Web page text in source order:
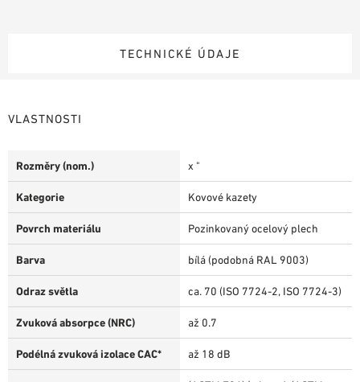
TECHNICKÉ ÚDAJE
VLASTNOSTI
Rozměry (nom.) x "
Kategorie Kovové kazety
Povrch materiálu Pozinkovaný ocelový plech
Barva bílá (podobná RAL 9003)
Odraz světla ca. 70 (ISO 7724-2, ISO 7724-3)
Zvuková absorpce (NRC) až 0.7
Podélná zvuková izolace CAC* až 18 dB